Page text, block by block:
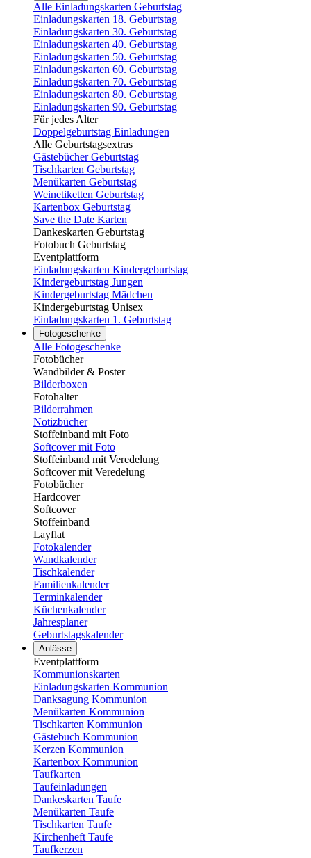
Alle Einladungskarten Geburtstag
Einladungskarten 18. Geburtstag
Einladungskarten 30. Geburtstag
Einladungskarten 40. Geburtstag
Einladungskarten 50. Geburtstag
Einladungskarten 60. Geburtstag
Einladungskarten 70. Geburtstag
Einladungskarten 80. Geburtstag
Einladungskarten 90. Geburtstag
Für jedes Alter
Doppelgeburtstag Einladungen
Alle Geburtstagsextras
Gästebücher Geburtstag
Tischkarten Geburtstag
Menükarten Geburtstag
Weinetiketten Geburtstag
Kartenbox Geburtstag
Save the Date Karten
Dankeskarten Geburtstag
Fotobuch Geburtstag
Eventplattform
Einladungskarten Kindergeburtstag
Kindergeburtstag Jungen
Kindergeburtstag Mädchen
Kindergeburtstag Unisex
Einladungskarten 1. Geburtstag
Fotogeschenke
Alle Fotogeschenke
Fotobücher
Wandbilder & Poster
Bilderboxen
Fotohalter
Bilderrahmen
Notizbücher
Stoffeinband mit Foto
Softcover mit Foto
Stoffeinband mit Veredelung
Softcover mit Veredelung
Fotobücher
Hardcover
Softcover
Stoffeinband
Layflat
Fotokalender
Wandkalender
Tischkalender
Familienkalender
Terminkalender
Küchenkalender
Jahresplaner
Geburtstagskalender
Anlässe
Eventplattform
Kommunionskarten
Einladungskarten Kommunion
Danksagung Kommunion
Menükarten Kommunion
Tischkarten Kommunion
Gästebuch Kommunion
Kerzen Kommunion
Kartenbox Kommunion
Taufkarten
Taufeinladungen
Dankeskarten Taufe
Menükarten Taufe
Tischkarten Taufe
Kirchenheft Taufe
Taufkerzen